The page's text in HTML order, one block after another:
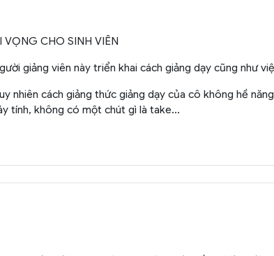
CHO SINH VIÊN
giảng viên này triển khai cách giảng dạy cũng như
nhiên cách giảng thức giảng dạy của cô không hề
tính, không có một chút gì là take...